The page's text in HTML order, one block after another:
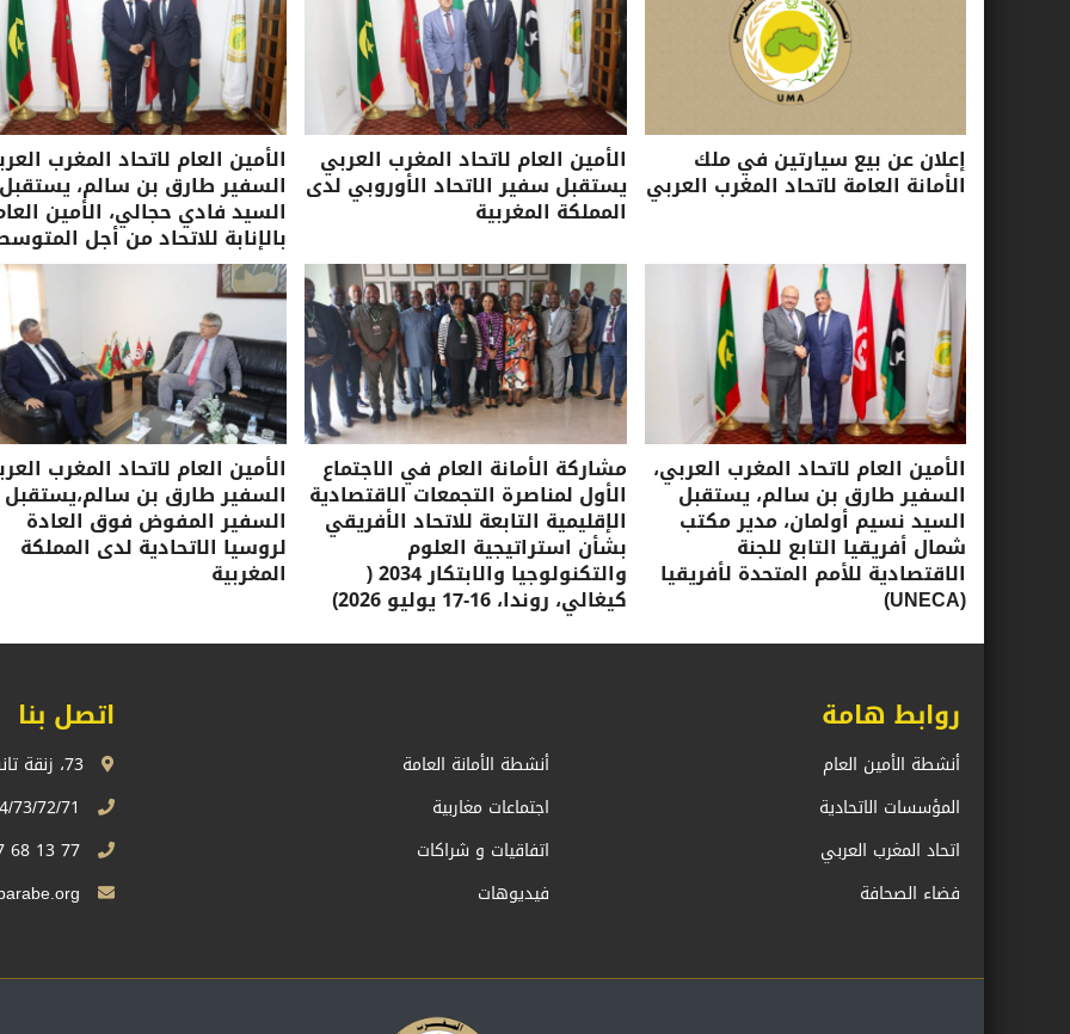
إعلان عن بيع سيارتين في ملك
الأمانة العامة لاتحاد المغرب العربي
الأمين العام لاتحاد المغرب العربي
يستقبل سفير الاتحاد الأوروبي لدى
المملكة المغربية
الأمين العام لاتحاد المغرب
السفير طارق بن سالم، يستقبل
السيد فادي حجالي، الأمين
بالإنابة للاتحاد من أجل
الأمين العام لاتحاد المغرب العربي،
السفير طارق بن سالم، يستقبل
السيد نسيم أولمان، مدير مكتب
شمال أفريقيا التابع للجنة
الاقتصادية للأمم المتحدة لأفريقيا
(UNECA)
مشاركة الأمانة العام في الاجتماع
الأول لمناصرة التجمعات الاقتصادية
الإقليمية التابعة للاتحاد الأفريقي
بشأن استراتيجية العلوم
والتكنولوجيا والابتكار 2034 (
كيغالي، روندا، 16-17 يوليو 2026)
الأمين العام لاتحاد المغرب
السفير طارق بن سالم،يستقبل
السفير المفوض فوق العادة
لروسيا الاتحادية لدى المملكة
المغربية
روابط هامة
أنشطة الأمين العام
أنشطة الأمانة العامة
المؤسسات الاتحادية
اجتماعات مغاربية
اتحاد المغرب العربي
اتفاقيات و شراكات
فضاء الصحافة
فيديوهات
اتصل بنا